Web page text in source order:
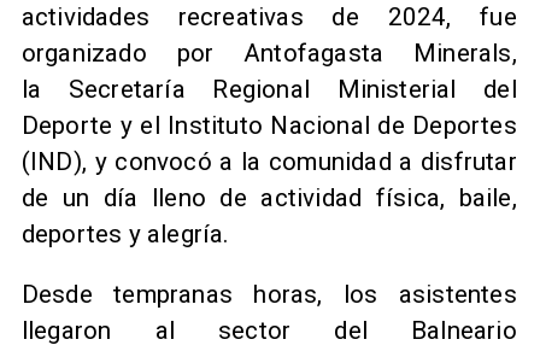
actividades recreativas de 2024, fue
organizado por Antofagasta Minerals,
la Secretaría Regional Ministerial del
Deporte y el Instituto Nacional de Deportes
(IND), y convocó a la comunidad a disfrutar
de un día lleno de actividad física, baile,
deportes y alegría.
Desde tempranas horas, los asistentes
llegaron al sector del Balneario